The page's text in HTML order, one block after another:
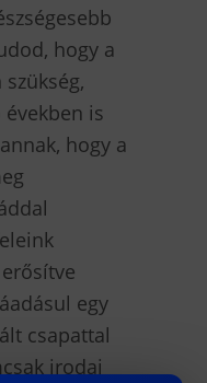
hogy a
is
hogy a
egy
csapattal
irodai